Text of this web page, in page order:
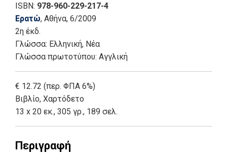
ISBN: 978-960-229-217-4
Ερατώ, Αθήνα, 6/2009
2η έκδ.
Γλώσσα: Ελληνική, Νέα
Γλώσσα πρωτοτύπου: Αγγλική
€ 12.72 (περ. ΦΠΑ 6%)
Βιβλίο, Χαρτόδετο
13 x 20 εκ., 305 γρ., 189 σελ.
Περιγραφή